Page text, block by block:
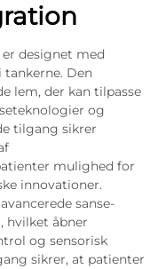
designet med
Den
lem, der kan tilpasse
og
tilgang sikrer
mulighed for
innovationer.
sanse-
hvilket åbner
og sensorisk
sikrer, at patienter